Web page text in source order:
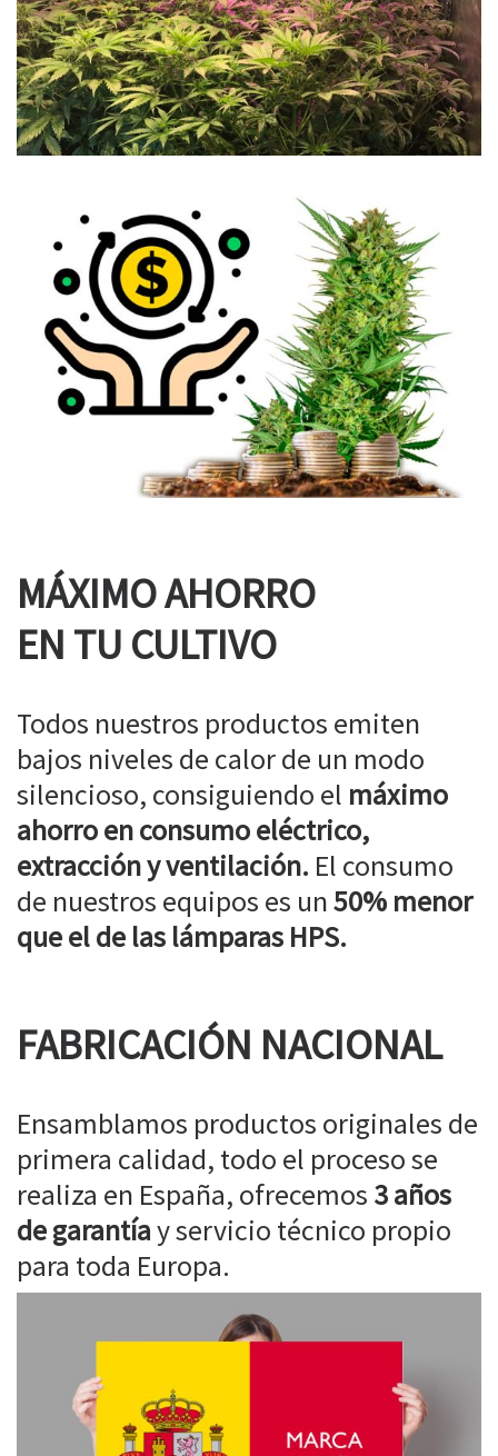
MÁXIMO AHORRO
EN TU CULTIVO
Todos nuestros productos emiten
bajos niveles de calor de un modo
silencioso, consiguiendo el máximo
ahorro en consumo eléctrico,
extracción y ventilación. El consumo
de nuestros equipos es un50% menor
que el de las lámparas HPS.
FABRICACIÓN NACIONAL
Ensamblamos productos originales de
primera calidad, todo el proceso se
realiza en España, ofrecemos 3 años
de garantíay servicio técnico propio
para toda Europa.